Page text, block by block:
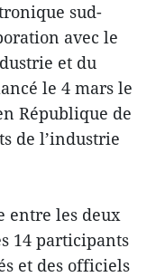
sud-
avec le
et du
le 4 mars le
République de
de l’industrie
entre les deux
14 participants
et des officiels